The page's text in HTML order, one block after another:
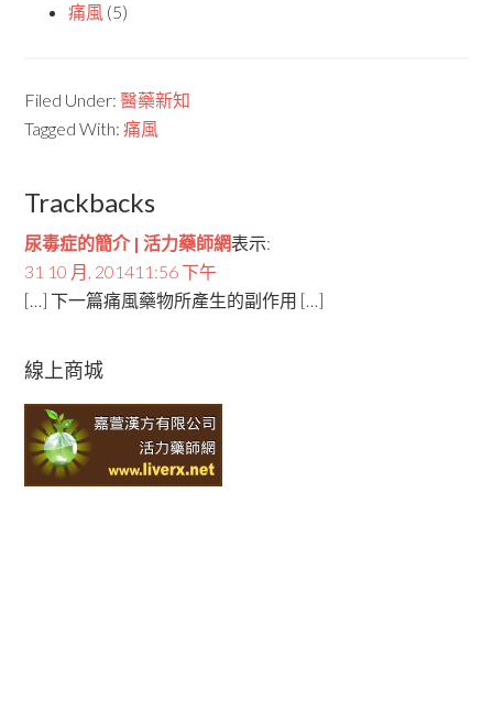
痛風 (5)
Filed Under:醫藥新知
Tagged With:痛風
Trackbacks
尿毒症的簡介 | 活力藥師網表示:
31 10 月, 201411:56 下午
[…] 下一篇痛風藥物所產生的副作用 […]
線上商城